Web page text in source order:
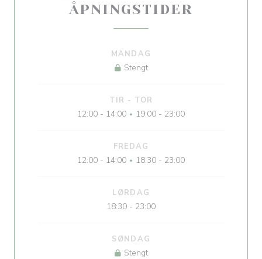
ÅPNINGSTIDER
MANDAG
Stengt
TIR - TOR
12:00 - 14:00 • 19:00 - 23:00
FREDAG
12:00 - 14:00 • 18:30 - 23:00
LØRDAG
18:30 - 23:00
SØNDAG
Stengt